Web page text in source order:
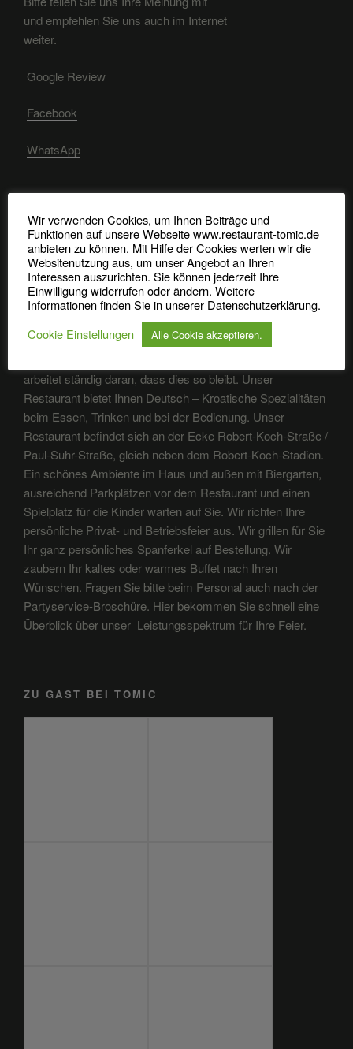
und empfehlen Sie uns auch im Internet
weiter.
Google Review
Facebook
WhatsApp
RECHTLICHE HINWEISE
Impressum, Datenschutz, Bildquellen
Allergene Nachweise
arbeitet ständig daran, dass dies so bleibt. Unser
Restaurant bietet Ihnen Deutsch – Kroatische Spezialitäten
beim Essen, Trinken und bei der Bedienung. Unser
Restaurant befindet sich an der Ecke Robert-Koch-Straße /
Paul-Suhr-Straße, gleich neben dem Robert-Koch-Stadion.
Ein schönes Ambiente im Haus und außen mit Biergarten,
ausreichend Parkplätzen vor dem Restaurant und einen
Spielplatz für die Kinder warten auf Sie. Wir richten Ihre
persönliche Privat- und Betriebsfeier aus. Wir grillen für Sie
Ihr ganz persönliches Spanferkel auf Bestellung. Wir
zaubern Ihr kaltes oder warmes Buffet nach Ihren
Wünschen. Fragen Sie bitte beim Personal auch nach der
Partyservice-Broschüre. Hier bekommen Sie schnell eine
Überblick über unser Leistungsspektrum für Ihre Feier.
ZU GAST BEI TOMIC
Wir verwenden Cookies, um Ihnen Beiträge und
Funktionen auf unsere Webseite www.restaurant-tomic.de
anbieten zu können. Mit Hilfe der Cookies werten wir die
Websitenutzung aus, um unser Angebot an Ihren
Interessen auszurichten. Sie können jederzeit Ihre
Einwilligung widerrufen oder ändern. Weitere
Informationen finden Sie in unserer Datenschutzerklärung.
Cookie Einstellungen
Alle Cookie akzeptieren.